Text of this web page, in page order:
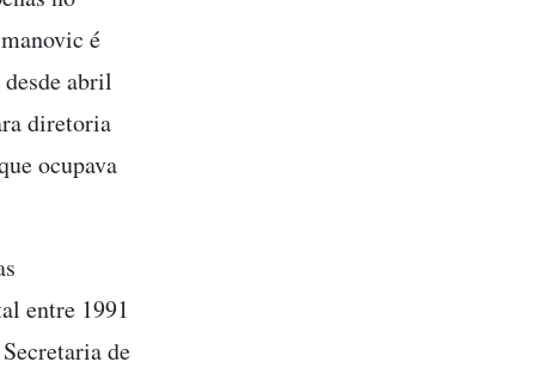
é
abril
diretoria
ocupava
entre 1991
de